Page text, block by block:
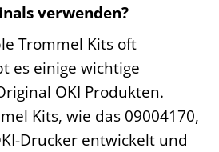
verwenden?
Trommel Kits oft
es einige wichtige
OKI Produkten.
Kits, wie das 09004170,
Drucker entwickelt und